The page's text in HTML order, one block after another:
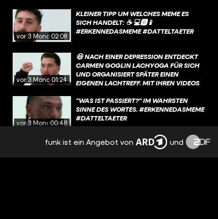
vor 3 Monaten
02:08
KLEINER TIPP UM WELCHES MEME ES
SICH HANDELT: ☕️ 💻🅱️📱
#ERKENNEDASMEME #DATTELTAETER
vor 3 Monaten
01:24
😆 NACH EINER DEPRESSION ENTDECKT
CARMEN GOGLIN LACHYOGA FÜR SICH
UND ORGANISIERT SPÄTER EINEN
EIGENEN LACHTREFF. MIT IHREN VIDEOS
IN DIE WELT TRAGEN“.
vor 3 Monaten
00:48
"WAS IST PASSIERT?" IM WAHRSTEN
SINNE DES WORTES. #ERKENNEDASMEME
#DATTELTAETER
DAS MEME ENTSTAND 2011 IN DER DOKU
WILDES WOHNZIMMER. KURZ VOR EINER
funk ist ein Angebot von und